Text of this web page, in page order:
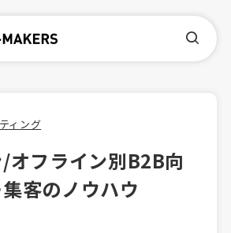
ィング
オフライン別B2B向
客のノウハウ